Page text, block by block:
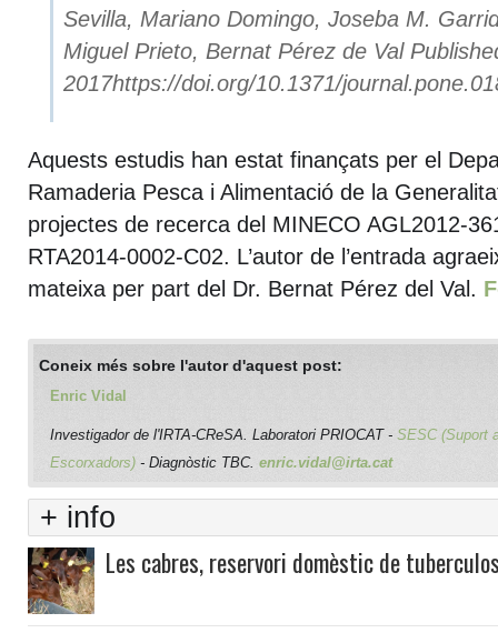
Sevilla, Mariano Domingo, Joseba M.
Miguel Prieto, Bernat Pérez de Val
2017https://doi.org/10.1371/
Aquests estudis han estat finançats per el
Ramaderia Pesca i Alimentació de la
projectes de recerca del MINECO AGL2012-
RTA2014-0002-C02. L’autor de l’entrada
mateixa per part del Dr. Bernat Pérez del Val.
Coneix més sobre l'autor d'aquest post:
Enric Vidal
Investigador de l'IRTA-CReSA. Laboratori PRIOCAT - SESC (Suport
Escorxadors) - Diagnòstic TBC. enric.vidal@irta.cat
+ info
Les cabres, reservori domèstic de